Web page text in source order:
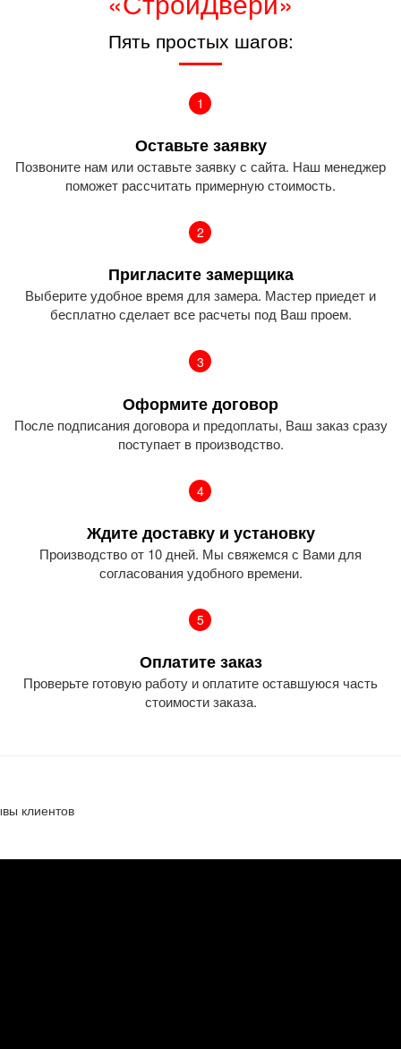
Пять простых шагов:
1
Оставьте заявку
Позвоните нам или оставьте заявку с сайта. Наш менеджер
поможет рассчитать примерную стоимость.
2
Пригласите замерщика
Выберите удобное время для замера. Мастер приедет и
бесплатно сделает все расчеты под Ваш проем.
3
Оформите договор
После подписания договора и предоплаты, Ваш заказ сразу
поступает в производство.
4
Ждите доставку и установку
Производство от 10 дней. Мы свяжемся с Вами для
согласования удобного времени.
5
Оплатите заказ
Проверьте готовую работу и оплатите оставшуюся часть
стоимости заказа.
клиентов